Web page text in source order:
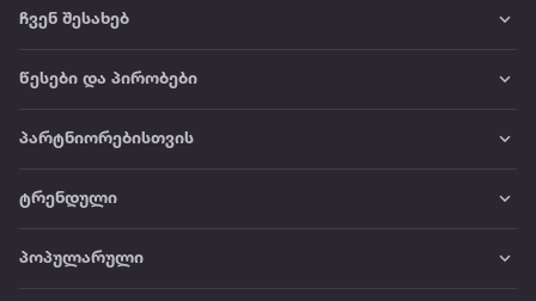
ჩვენ შესახებ
წესები და პირობები
პარტნიორებისთვის
ტრენდული
პოპულარული